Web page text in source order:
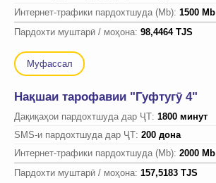
Интернет-трафики пардохтшуда (Mb): 1500 Mb
Пардохти муштарӣ / моҳона: 98,4464 TJS
Муфассал
Нақшаи тарофавии "Гуфтугӯ 4"
Дақиқаҳои пардохтшуда дар ҶТ: 1800 минут
SMS-и пардохтшуда дар ҶТ: 200 дона
Интернет-трафики пардохтшуда (Mb): 2000 Mb
Пардохти муштарӣ / моҳона: 157,5183 TJS